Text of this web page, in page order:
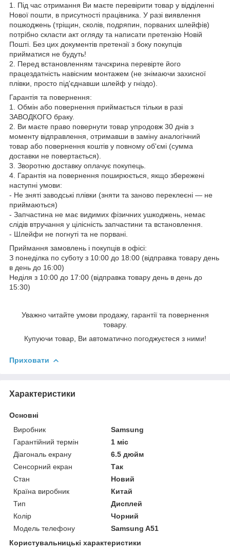
1. Під час отримання Ви маєте перевірити товар у відділенні
Нової пошти, в присутності працівника. У разі виявлення
пошкоджень (тріщин, сколів, подряпин, порваних шлейфів)
потрібно скласти акт огляду та написати претензію Новій
Пошті. Без цих документів претензії з боку покупців
прийматися не будуть!
2. Перед встановленням тачскрина перевірте його
працездатність навісним монтажем (не знімаючи захисної
плівки, просто під'єднавши шлейф у гніздо).
Гарантія та повернення:
1. Обмін або повернення приймається тільки в разі
ЗАВОДКОГО браку.
2. Ви маєте право повернути товар упродовж 30 днів з
моменту відправлення, отримавши в заміну аналогічний
товар або повернення коштів у повному об'ємі (сумма
доставки не повертається).
3. Зворотню доставку оплачує покупець.
4. Гарантія на повернення поширюється, якщо збережені
наступні умови:
- Не зняті заводські плівки (зняти та заново переклеєні — не
приймаються)
- Запчастина не має видимих фізичних ушкоджень, немає
слідів втручання у цілісність запчастини та встановлення.
- Шлейфи не погнуті та не порвані.
Приймання замовлень і покупців в офісі:
З понеділка по суботу з 10:00 до 18:00 (відправка товару день
в день до 16:00)
Неділя з 10:00 до 17:00 (відправка товару день в день до
15:30)
Уважно читайте умови продажу, гарантії та повернення
товару.
Купуючи товар, Ви автоматично погоджуєтеся з ними!
Приховати
Характеристики
Основні
Виробник
Samsung
Гарантійний термін
1 міс
Діагональ екрану
6.5 дюйм
Сенсорний екран
Так
Стан
Новий
Країна виробник
Китай
Тип
Дисплей
Колір
Чорний
Модель телефону
Samsung A51
Користувальницькі характеристики